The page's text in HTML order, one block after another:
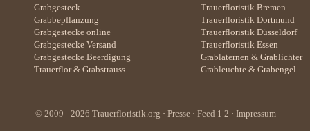
Grabgesteck
Grabbepflanzung
Grabgestecke online
Grabgestecke Versand
Grabgestecke Beerdigung
Trauerflor& Grabstrauss
Trauerfloristik Bremen
Trauerfloristik Dortmund
Trauerfloristik Düsseldorf
Trauerfloristik Essen
Grablaternen & Grablichter
Grableuchte & Grabengel
© 2009 - 2026 Trauerfloristik.org ⋅ Presse ⋅ Feed 1 2 ⋅ Impressum